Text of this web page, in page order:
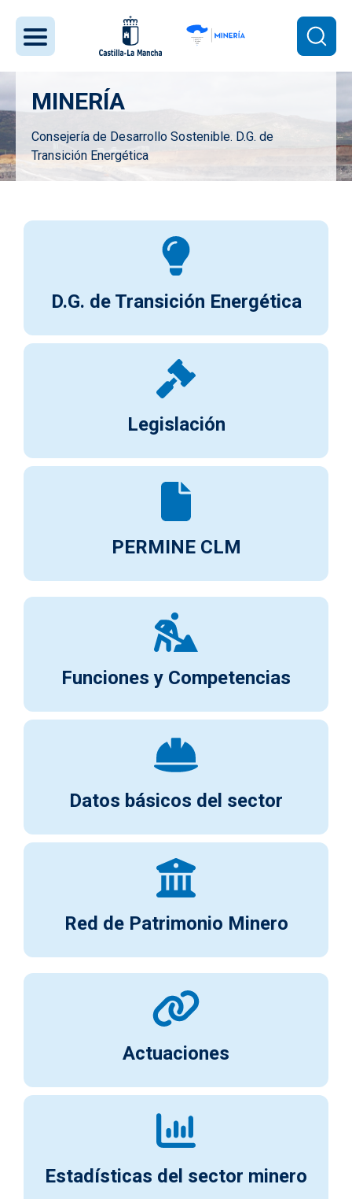
MINERÍA
Consejería de Desarrollo Sostenible. D.G. de
Transición Energética
D.G. de Transición Energética
Legislación
PERMINE CLM
Funciones y Competencias
Datos básicos del sector
Red de Patrimonio Minero
Actuaciones
Estadísticas del sector minero